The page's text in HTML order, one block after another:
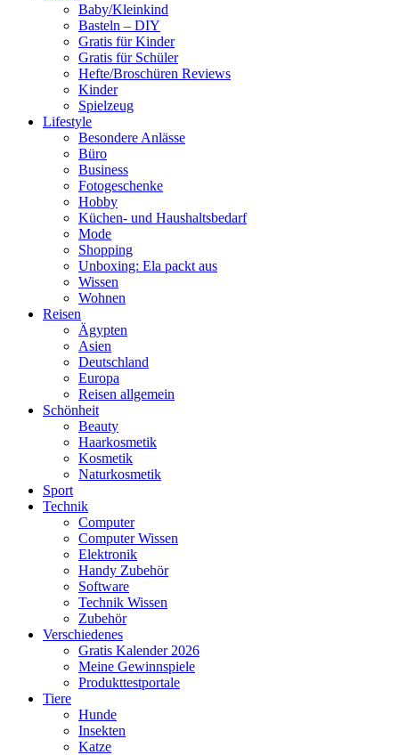
Baby/Kleinkind
Basteln – DIY
Gratis für Kinder
Gratis für Schüler
Hefte/Broschüren Reviews
Kinder
Spielzeug
Lifestyle
Besondere Anlässe
Büro
Business
Fotogeschenke
Hobby
Küchen- und Haushaltsbedarf
Mode
Shopping
Unboxing: Ela packt aus
Wissen
Wohnen
Reisen
Ägypten
Asien
Deutschland
Europa
Reisen allgemein
Schönheit
Beauty
Haarkosmetik
Kosmetik
Naturkosmetik
Sport
Technik
Computer
Computer Wissen
Elektronik
Handy Zubehör
Software
Technik Wissen
Zubehör
Verschiedenes
Gratis Kalender 2026
Meine Gewinnspiele
Produkttestportale
Tiere
Hunde
Insekten
Katze